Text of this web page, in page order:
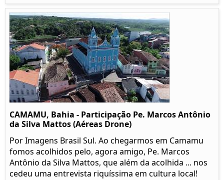
CAMAMU, Bahia - Participação Pe. Marcos Antônio
da Silva Mattos (Aéreas Drone)
Por Imagens Brasil Sul. Ao chegarmos em Camamu
fomos acolhidos pelo, agora amigo, Pe. Marcos
Antônio da Silva Mattos, que além da acolhida ... nos
cedeu uma entrevista riquíssima em cultura local!